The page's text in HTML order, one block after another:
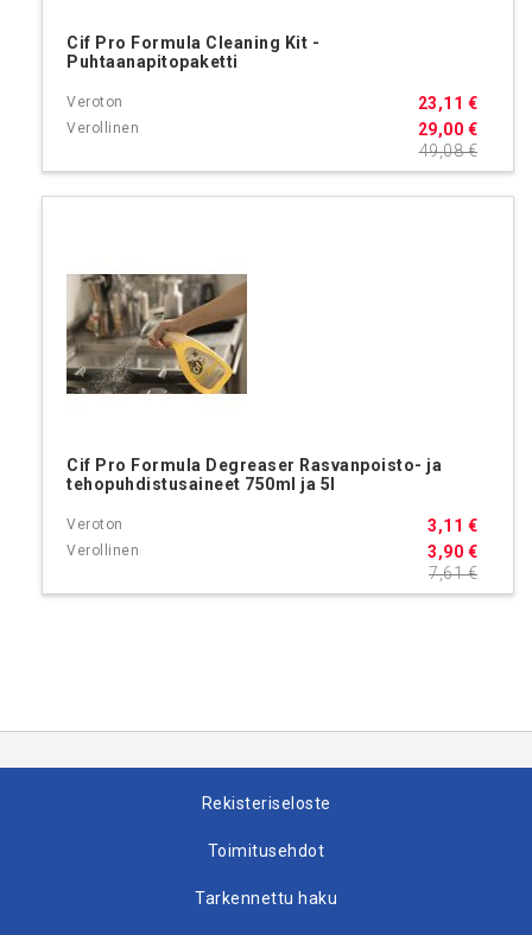
Cif Pro Formula Cleaning Kit -
Puhtaanapitopaketti
29,00 €
23,11 €
49,08 €
Cif Pro Formula Degreaser Rasvanpoisto- ja
tehopuhdistusaineet 750ml ja 5l
3,90 €
3,11 €
7,61 €
Rekisteriseloste
Toimitusehdot
Tarkennettu haku